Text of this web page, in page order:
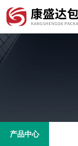
产品中心